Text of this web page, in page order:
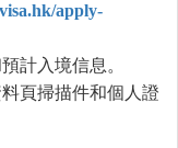
apply-
計入境信息。
頁掃描件和個人證